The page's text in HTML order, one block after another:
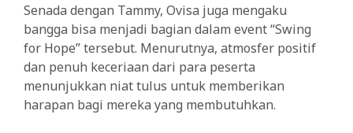
Senada dengan Tammy, Ovisa juga mengaku
bangga bisa menjadi bagian dalam event “Swing
for Hope” tersebut. Menurutnya, atmosfer positif
dan penuh keceriaan dari para peserta
menunjukkan niat tulus untuk memberikan
harapan bagi mereka yang membutuhkan.